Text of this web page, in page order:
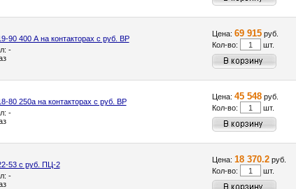
90 400 А на контакторах с руб. ВР
-
Цена: 69 915руб.
Кол-во:
шт.
80 250а на контакторах с руб. ВР
-
Цена: 45 548руб.
Кол-во:
шт.
53 с руб. ПЦ-2
-
Цена: 18 370.2руб.
Кол-во:
шт.